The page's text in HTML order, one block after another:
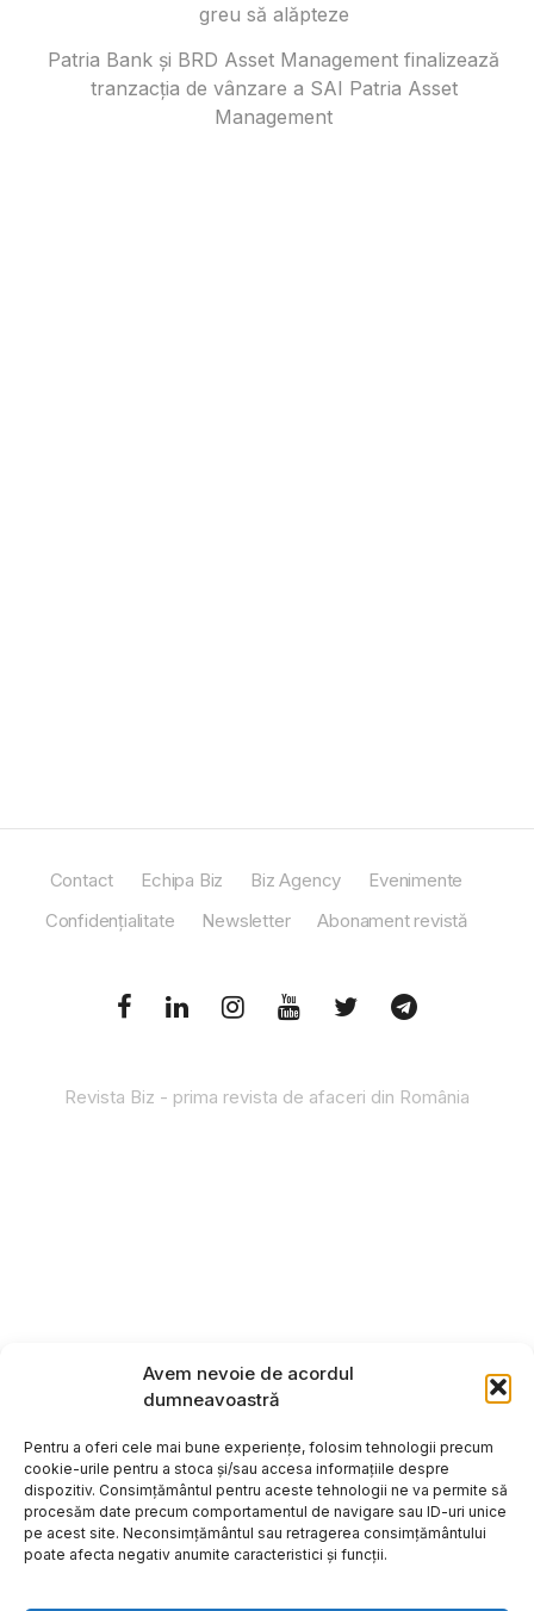
Avem nevoie de acordul
dumneavoastră
Pentru a oferi cele mai bune experiențe, folosim tehnologii precum
cookie-urile pentru a stoca și/sau accesa informațiile despre
dispozitiv. Consimțământul pentru aceste tehnologii ne va permite să
procesăm date precum comportamentul de navigare sau ID-uri unice
pe acest site. Neconsimțământul sau retragerea consimțământului
poate afecta negativ anumite caracteristici și funcții.
greu să alăpteze
Patria Bank și BRD Asset Management finalizează
tranzacția de vânzare a SAI Patria Asset
Management
Contact Echipa Biz Biz Agency
Evenimente
Confidențialitate
Newsletter Abonament revistă
Revista Biz - prima revista de afaceri din România